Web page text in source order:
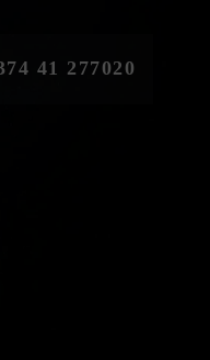
41 277020